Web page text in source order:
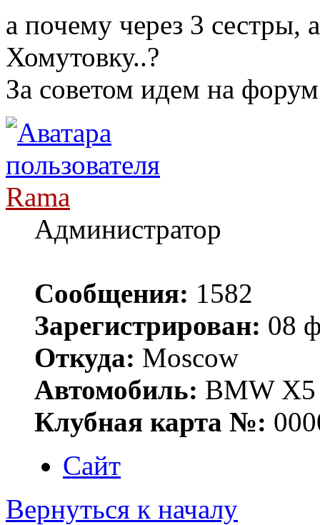
а почему через 3 сестры,
Хомутовку..?
За советом идем на
Rama
Администратор
Сообщения: 1582
Зарегистрирован: 08
Откуда: Moscow
Автомобиль: BMW X5
Клубная карта №:
Сайт
Вернуться к началу